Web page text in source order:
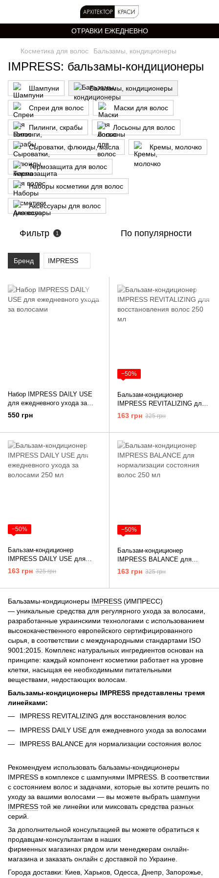
ОТРАВКИ ЕЖЕДНЕВНО
Косметика для волос Бальзамы, кондиционеры
IMPRESS: бальзамы-кондиционеры
Шампуни Бальзамы, кондиционеры
Спреи для волос Маски для волос
Пилинги, скрабы Лосьоны для волос
Сыроватки, флюиды, масла Кремы, молочко
Термозащита для волос
Наборы косметики для волос
Аксессуары для волос
Фильтр 1 По популярности
Бренд IMPRESS
Набор IMPRESS DAILY USE
для ежедневного ухода за
волосами
550 грн
−50%
Бальзам-кондиционер
IMPRESS REVITALIZING для
восстановления волос 250 мл
163 грн 325 грн
−50%
Бальзам-кондиционер
IMPRESS DAILY USE для
ежедневного ухода за
волосами 250 мл
163 грн 325 грн
−50%
Бальзам-кондиционер
IMPRESS BALANCE для
нормализации состояния волос
250 мл
163 грн 325 грн
Бальзамы-кондиционеры IMPRESS (ИМПРЕСС)
— уникальные средства для регулярного ухода за волосами,
разработанные украинскими технологами с использованием
высококачественного европейского сертифицированного
сырья, в соответствии с международными стандартами ISO
9001:2015. Комплекс натуральных ингредиентов основан на
принципе: каждый компонент косметики работает на уровне
клетки, насыщая ее необходимыми питательными
веществами, недостающих волосам.
Бальзамы-кондиционеры IMPRESS представлены тремя
линейками:
IMPRESS REVITALIZING для восстановления волос
IMPRESS DAILY USE для ежедневного ухода за волосами
IMPRESS BALANCE для нормализации состояния волос
Рекомендуем использовать бальзамы-кондиционеры
IMPRESS в комплексе с шампунями IMPRESS. В соответствии
с состоянием волос и задачами, которые вы хотите решить по
уходу за вашими волосами — вы можете выбрать шампуни
IMPRESS той же линейки или миксовать средства разных
серий.
За дополнительной консультацией вы можете обратиться к
продавцам-консультантам в наших
фирменных магазинах рядом или менеджерам онлайн-
магазина и заказать онлайн с доставкой по Украине.
Города доставки: Киев, Харьков, Одесса, Днепр, Запорожье,